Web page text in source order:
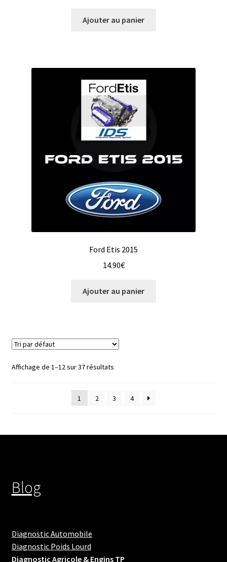
Ajouter au panier
Ford Etis 2015
14.90€
Ajouter au panier
Affichage de 1–12 sur 37 résultats
1 2 3 4
Blog
Diagnostic Automobile
Diagnostic Poids Lourd
Diagnostic Agricole & Engins TP